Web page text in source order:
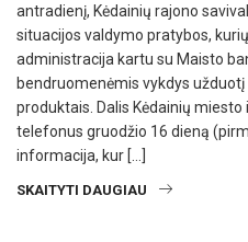
antradienį, Kėdainių rajono
situacijos valdymo pratybos,
administracija kartu su Maisto
bendruomenėmis vykdys
produktais. Dalis Kėdainių
telefonus gruodžio 16 dieną
informacija, kur […]
SKAITYTI DAUGIAU